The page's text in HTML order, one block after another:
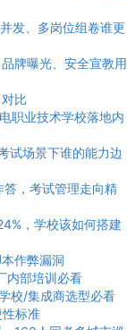
发、多岗位组卷谁更
牌曝光、安全宣教用
比
职业技术学校落地内
试场景下谁的能力边
，考试管理走向精
，学校该如何搭建
作弊漏洞
内部培训必看
校/集成商选型必看
标准